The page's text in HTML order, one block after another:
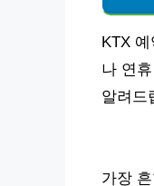
KTX
나 연
알려드
가장